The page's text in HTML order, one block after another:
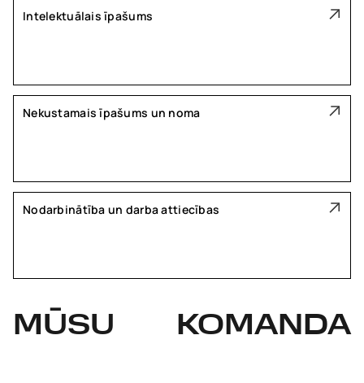
Intelektuālais īpašums
Nekustamais īpašums un noma
Nodarbinātība un darba attiecības
MŪSU KOMANDA